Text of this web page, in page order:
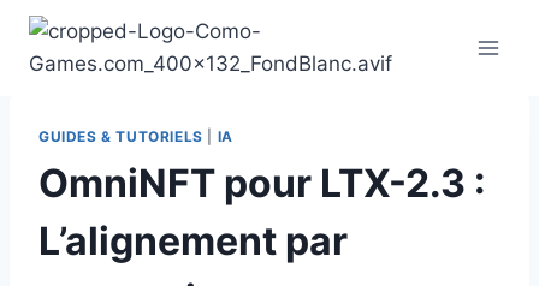
Aller
contenu
GUIDES & TUTORIELS IA
OmniNFT pour LTX-2.3 :
L’alignement par